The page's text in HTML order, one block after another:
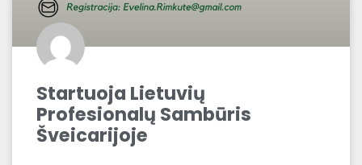
Startuoja Lietuvių
Profesionalų Sambūris
Šveicarijoje